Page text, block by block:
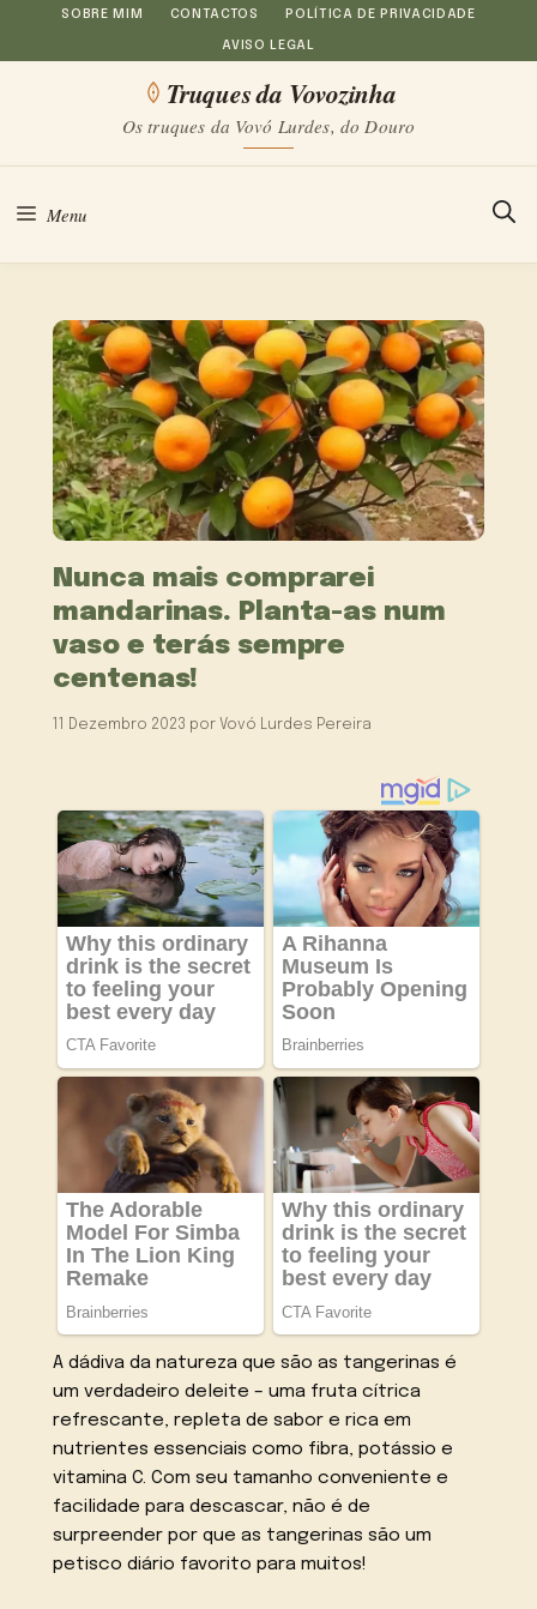
Saltar
para
conteúdo
SOBRE MIM CONTACTOS POLÍTICA DE PRIVACIDADE
AVISO LEGAL
Truques da Vovozinha
Os truques da Vovó Lurdes, do Douro
Menu
Nunca mais comprarei
mandarinas. Planta-as num
vaso e terás sempre
centenas!
11 Dezembro 2023 por Vovó Lurdes Pereira
A dádiva da natureza que são as tangerinas é
um verdadeiro deleite – uma fruta cítrica
refrescante, repleta de sabor e rica em
nutrientes essenciais como fibra, potássio e
vitamina C. Com seu tamanho conveniente e
facilidade para descascar, não é de
surpreender por que as tangerinas são um
petisco diário favorito para muitos!